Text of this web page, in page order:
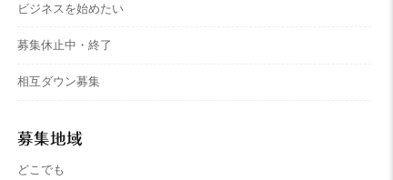
ビジネスを始めたい
募集休止中・終了
相互ダウン募集
募集地域
どこでも